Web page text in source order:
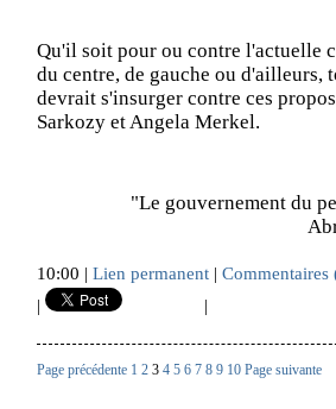
Qu'il soit pour ou contre l'actuelle
du centre, de gauche ou d'ailleurs,
devrait s'insurger contre ces
Sarkozy et Angela Merkel.
"Le gouvernement du
10:00 | Lien permanent | Commentaires
|
|
Page précédente 1 2 3 4 5 6 7 8 9 10 Page suivante